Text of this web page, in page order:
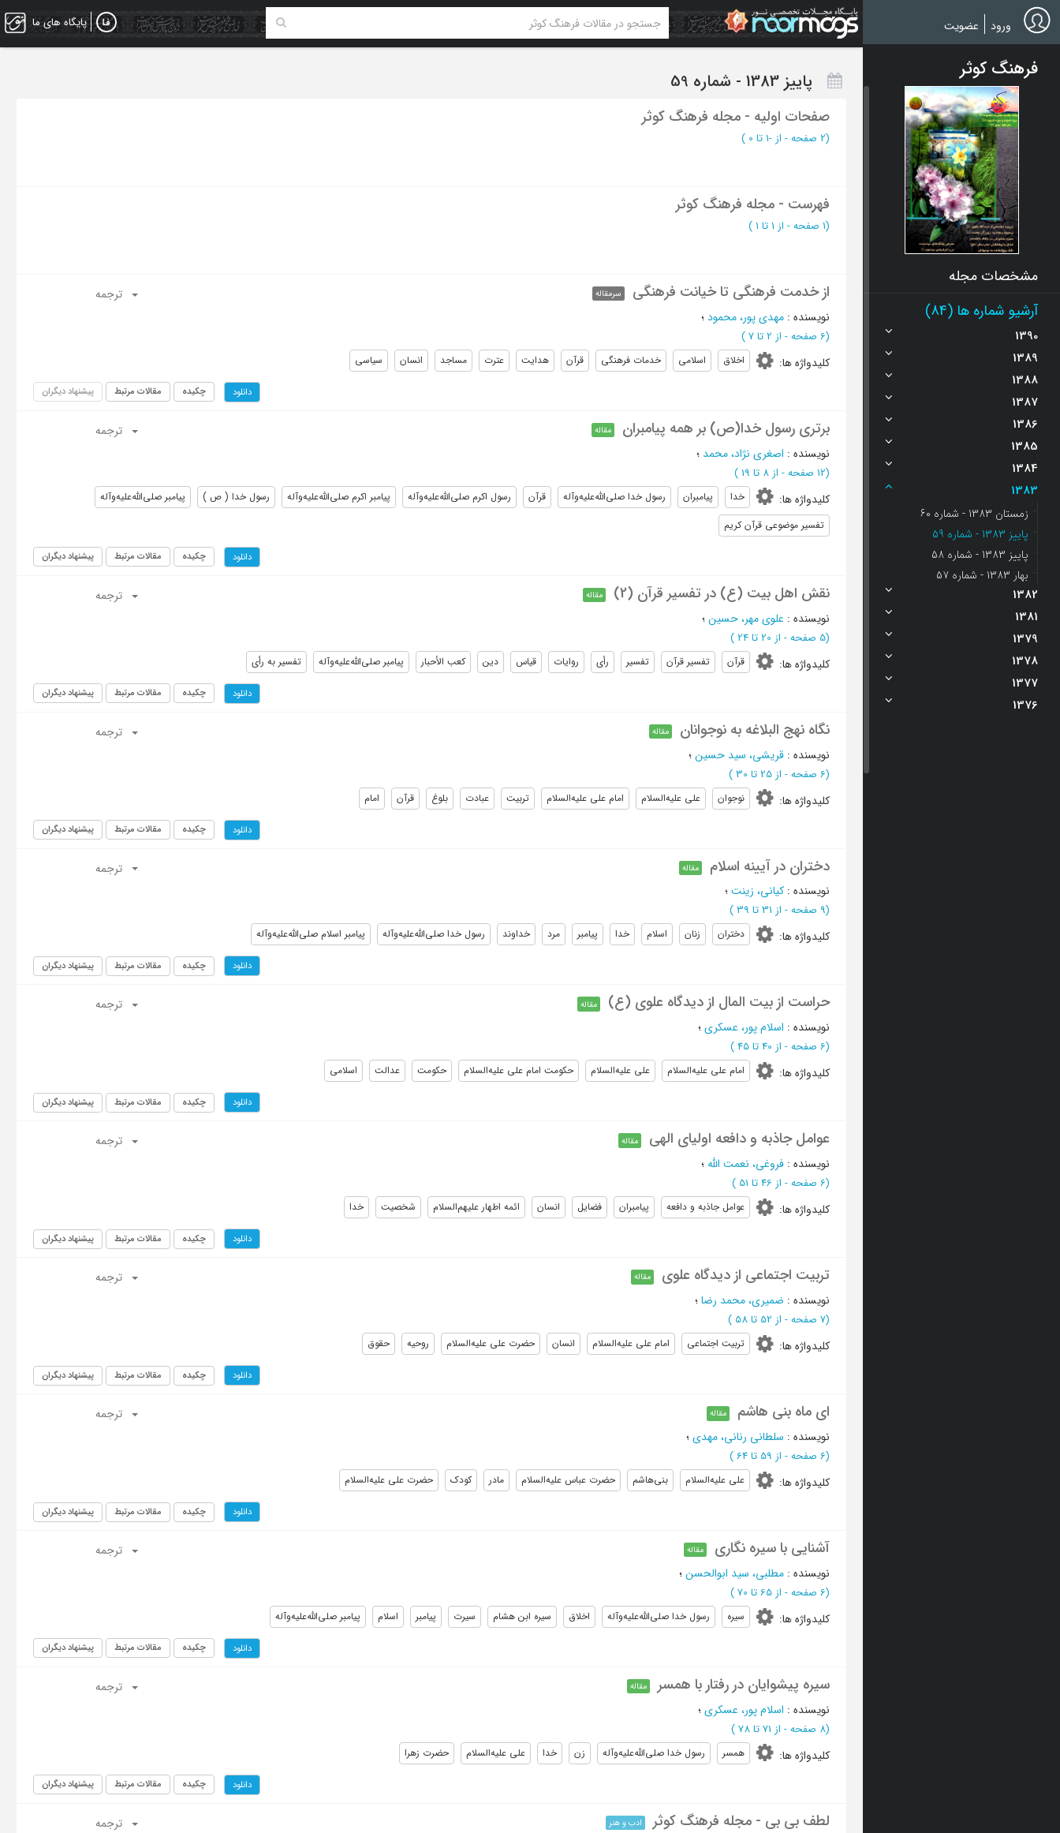
Skip
to
main
پایگاه های ما ورود عضویت
فرهنگ کوثر
مشخصات مجله
آرشیو شماره ها (84)
1390
1389
1388
1387
1386
1385
1384
1383
زمستان 1383 - شماره 60
پاییز 1383 - شماره 59
پاییز 1383 - شماره 58
بهار 1383 - شماره 57
1382
1381
1379
1378
1377
1376
پاییز 1383 - شماره 59
صفحات اولیه - مجله فرهنگ کوثر
(‎2 صفحه - از -1 تا 0 )
فهرست - مجله فرهنگ کوثر
(‎1 صفحه - از 1 تا 1 )
از خدمت فرهنگی تا خیانت فرهنگی سرمقاله
ترجمه
نویسنده : مهدی پور، محمود؛
(‎6 صفحه - از 2 تا 7 )
کلیدواژه ها: اخلاق اسلامی خدمات فرهنگی قرآن هدایت عترت مساجد انسان سیاسی
دانلود چکیده مقالات مرتبط پیشنهاد دیگران
برتری رسول خدا(ص) بر همه پیامبران مقاله
ترجمه
نویسنده : اصغری نژاد، محمد ؛
(‎12 صفحه - از 8 تا 19 )
کلیدواژه ها: خدا پیامبران رسول خدا صلی‌الله‌علیه‌و‌آله قرآن رسول اکرم صلی‌الله‌علیه‌و‌آله پیامبر اکرم صلی‌الله‌علیه‌و‌آله رسول خدا ( ص )
پیامبر صلی‌الله‌علیه‌و‌آله
تفسیر موضوعی قرآن کریم
دانلود چکیده مقالات مرتبط پیشنهاد دیگران
نقش اهل بیت (ع) در تفسیر قرآن (2) مقاله
ترجمه
نویسنده : علوی مهر، حسین؛
(‎5 صفحه - از 20 تا 24 )
کلیدواژه ها: قرآن تفسیر قرآن تفسیر رأی روایات قیاس دین کعب الأحبار پیامبر صلی‌الله‌علیه‌و‌آله تفسیر به رأی
دانلود چکیده مقالات مرتبط پیشنهاد دیگران
نگاه نهج البلاغه به نوجوانان مقاله
ترجمه
نویسنده : قریشی، سید حسین؛
(‎6 صفحه - از 25 تا 30 )
کلیدواژه ها: نوجوان علی علیه‌السلام امام علی علیه‌السلام تربیت عبادت بلوغ قرآن امام
دانلود چکیده مقالات مرتبط پیشنهاد دیگران
دختران در آیینه اسلام مقاله
ترجمه
نویسنده : کیانی، زینت؛
(‎9 صفحه - از 31 تا 39 )
کلیدواژه ها: دختران زنان اسلام خدا پیامبر مرد خداوند رسول خدا صلی‌الله‌علیه‌و‌آله پیامبر اسلام صلی‌الله‌علیه‌و‌آله
دانلود چکیده مقالات مرتبط پیشنهاد دیگران
حراست از بیت المال از دیدگاه علوی (ع) مقاله
ترجمه
نویسنده : اسلام پور، عسکری؛
(‎6 صفحه - از 40 تا 45 )
کلیدواژه ها: امام علی علیه‌السلام علی علیه‌السلام حکومت امام علی علیه‌السلام حکومت عدالت اسلامی
دانلود چکیده مقالات مرتبط پیشنهاد دیگران
عوامل جاذبه و دافعه اولیای الهی مقاله
ترجمه
نویسنده : فروغی، نعمت الله ؛
(‎6 صفحه - از 46 تا 51 )
کلیدواژه ها: عوامل جاذبه و دافعه پیامبران فضایل انسان ائمه اطهار علیهم‌السلام شخصیت خدا
دانلود چکیده مقالات مرتبط پیشنهاد دیگران
تربیت اجتماعی از دیدگاه علوی مقاله
ترجمه
نویسنده : ضمیری، محمد رضا؛
(‎7 صفحه - از 52 تا 58 )
کلیدواژه ها: تربیت اجتماعی امام علی علیه‌السلام انسان حضرت علی علیه‌السلام روحیه حقوق
دانلود چکیده مقالات مرتبط پیشنهاد دیگران
ای ماه بنی هاشم مقاله
ترجمه
نویسنده : سلطانی رنانی، مهدی؛
(‎6 صفحه - از 59 تا 64 )
کلیدواژه ها: علی علیه‌السلام بنی‌هاشم حضرت عباس علیه‌السلام مادر کودک حضرت علی علیه‌السلام
دانلود چکیده مقالات مرتبط پیشنهاد دیگران
آشنایی با سیره نگاری مقاله
ترجمه
نویسنده : مطلبی، سید ابوالحسن؛
(‎6 صفحه - از 65 تا 70 )
کلیدواژه ها: سیره رسول خدا صلی‌الله‌علیه‌و‌آله اخلاق سیره ابن هشام سیرت پیامبر اسلام پیامبر صلی‌الله‌علیه‌و‌آله
دانلود چکیده مقالات مرتبط پیشنهاد دیگران
سیره پیشوایان در رفتار با همسر مقاله
ترجمه
نویسنده : اسلام پور، عسکری؛
(‎8 صفحه - از 71 تا 78 )
کلیدواژه ها: همسر رسول خدا صلی‌الله‌علیه‌و‌آله زن خدا علی علیه‌السلام حضرت زهرا
دانلود چکیده مقالات مرتبط پیشنهاد دیگران
لطف بی بی - مجله فرهنگ کوثر ادب و هنر
ترجمه